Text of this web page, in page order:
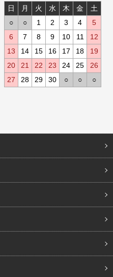
日 月 火 水 木 金
土
○
○ 1 2 3 4
5
6
7 8 9 10 11
12
13
14 15 16 17 18
19
20
21 22 23 24 25
26
27
28 29 30 ○ ○ ○